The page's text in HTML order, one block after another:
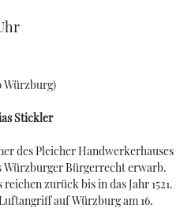
Würzburg)
Stickler
des Pleicher Handwerkerhauses
Würzburger Bürgerrecht erwarb.
zurück bis in das Jahr 1521.
auf Würzburg am 16.